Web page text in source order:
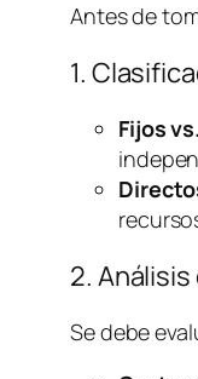
Antes de
1.
Fijos
2.
Se debe